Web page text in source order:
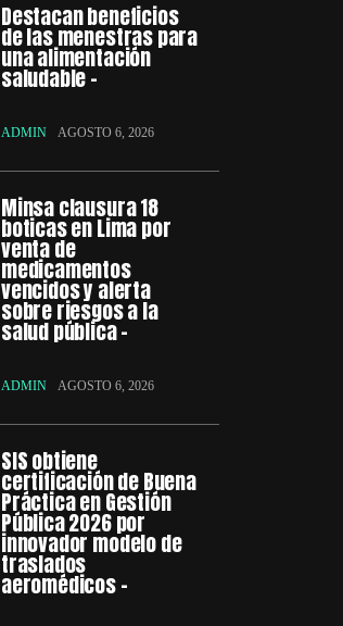
Destacan beneficios
de las menestras para
una alimentación
saludable –
ADMIN AGOSTO 6, 2026
Minsa clausura 18
boticas en Lima por
venta de
medicamentos
vencidos y alerta
sobre riesgos a la
salud pública –
ADMIN AGOSTO 6, 2026
SIS obtiene
certificación de Buena
Práctica en Gestión
Pública 2026 por
innovador modelo de
traslados
aeromédicos –